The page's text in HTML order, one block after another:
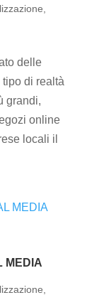
delle
di realtà
grandi,
online
locali il
MEDIA